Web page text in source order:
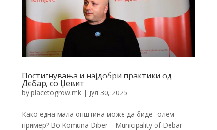
Постигнувања и најдобри практики од
Дебар, со Џевит
by placetogrow.mk| Јул 30, 2025
Како една мала општина може да биде голем
пример? Во Komuna Dibër – Municipality of Debar –